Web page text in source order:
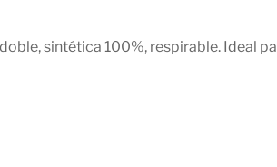
sintética 100%, respirable. Ideal